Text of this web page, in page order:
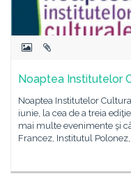
Noaptea Institutelor
Noaptea Institutelor
iunie, la cea de a treia
mai multe evenimente şi
Francez, Institutul